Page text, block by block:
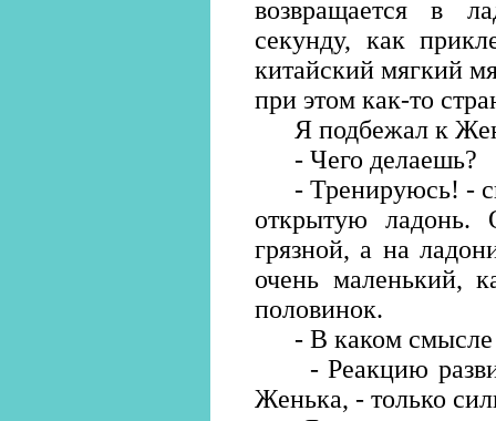
возвращается в
секунду, как
китайский мягкий
при этом как-то
Я подбежал к
- Чего делаешь?
- Тренируюсь! -
открытую ладонь.
грязной, а на
очень маленький,
половинок.
- В каком смысле
- Реакцию
Женька, - только